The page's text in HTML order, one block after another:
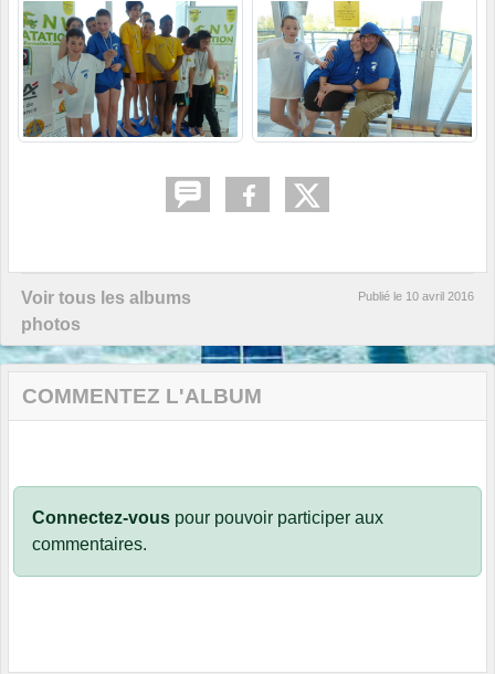
Voir tous les albums
photos
Publié le 10 avril 2016
COMMENTEZ L'ALBUM
Connectez-vous pour pouvoir participer aux
commentaires.